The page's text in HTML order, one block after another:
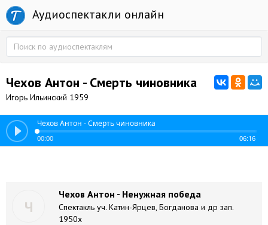
Аудиоспектакли онлайн
Чехов Антон - Смерть чиновника
Игорь Ильинский 1959
Чехов Антон - Смерть чиновника
00:00 06:16
Ч
Чехов Антон - Ненужная победа
Спектакль уч. Катин-Ярцев, Богданова и др зап.
1950х